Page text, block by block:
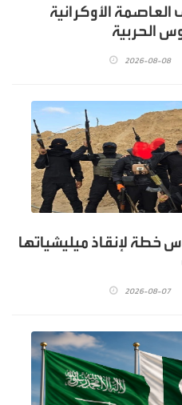
الأوكرانية
الحربية
2026-08-08
خطة لإنقاذ ميليشياتها
2026-08-07